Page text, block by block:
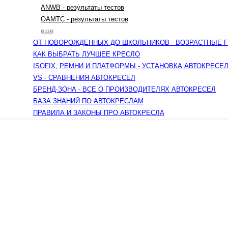
ANWB - результаты тестов
OAMTC - результаты тестов
еще
ОТ НОВОРОЖДЕННЫХ ДО ШКОЛЬНИКОВ - ВОЗРАСТНЫЕ
КАК ВЫБРАТЬ ЛУЧШЕЕ КРЕСЛО
ISOFIX, РЕМНИ И ПЛАТФОРМЫ - УСТАНОВКА АВТОКРЕСЕЛ
VS - СРАВНЕНИЯ АВТОКРЕСЕЛ
БРЕНД-ЗОНА - ВСЕ О ПРОИЗВОДИТЕЛЯХ АВТОКРЕСЕЛ
БАЗА ЗНАНИЙ ПО АВТОКРЕСЛАМ
ПРАВИЛА И ЗАКОНЫ ПРО АВТОКРЕСЛА